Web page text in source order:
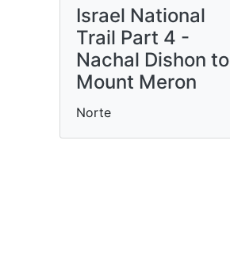
Israel National
Trail Part 4 -
Nachal Dishon to
Mount Meron
Norte